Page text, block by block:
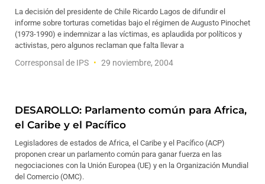
La decisión del presidente de Chile Ricardo Lagos de difundir el
informe sobre torturas cometidas bajo el régimen de Augusto Pinochet
(1973-1990) e indemnizar a las víctimas, es aplaudida por políticos y
activistas, pero algunos reclaman que falta llevar a
Corresponsal de IPS 29 noviembre, 2004
DESAROLLO: Parlamento común para Africa,
el Caribe y el Pacífico
Legisladores de estados de Africa, el Caribe y el Pacífico (ACP)
proponen crear un parlamento común para ganar fuerza en las
negociaciones con la Unión Europea (UE) y en la Organización Mundial
del Comercio (OMC).